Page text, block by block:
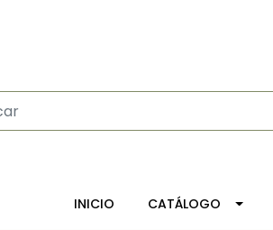
INICIO CATÁLOGO